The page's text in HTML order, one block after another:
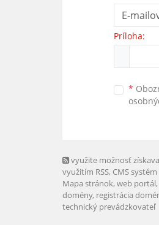
Príloha:
*
využite možnosť
využitím RSS, CMS
Mapa stránok, web portál,
domény, registrácia
technický prevádzkovateľ